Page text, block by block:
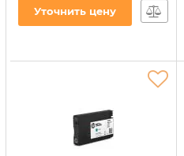
Уточнить цену